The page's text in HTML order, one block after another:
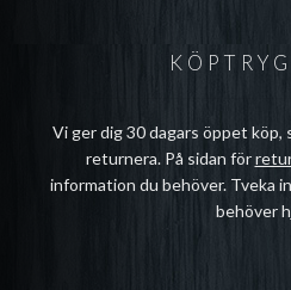
Vi ger dig 30 dagars öppet köp,
returnera. På sidan för
information du behöver. Tveka
behöver